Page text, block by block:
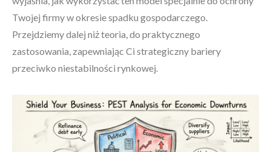
Twojej firmy w okresie spadku gospodarczego.
Przejdziemy dalej niż teoria, do praktycznego
zastosowania, zapewniając Ci strategiczny bariery
przeciwko niestabilności rynkowej.